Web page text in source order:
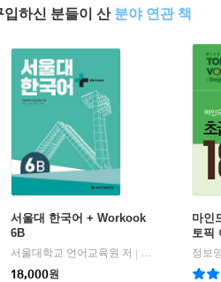
입하신 분들이 산 분야 연관 책
서울대 한국어 + Workook
6B
서울대학교 언어교육원 저
서울대학교출판
18,000원
마인
토픽
정보